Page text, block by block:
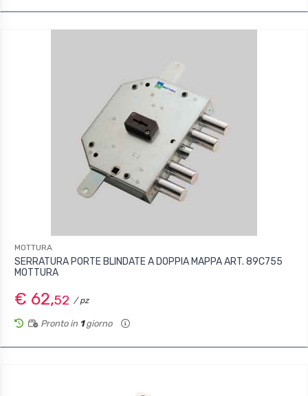
MOTTURA
SERRATURA PORTE BLINDATE A DOPPIA MAPPA ART. 89C755
MOTTURA
€ 62,52 / pz
Pronto in 1giorno